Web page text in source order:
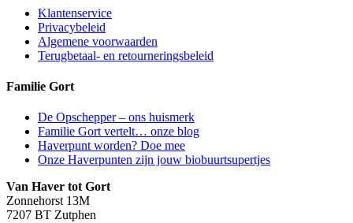
Klantenservice
Privacybeleid
Algemene voorwaarden
Terugbetaal- en retourneringsbeleid
Familie Gort
De Opschepper – ons huismerk
Familie Gort vertelt… onze blog
Haverpunt worden? Doe mee
Onze Haverpunten zijn jouw biobuurtsupertjes
Van Haver tot Gort
Zonnehorst 13M
7207 BT Zutphen